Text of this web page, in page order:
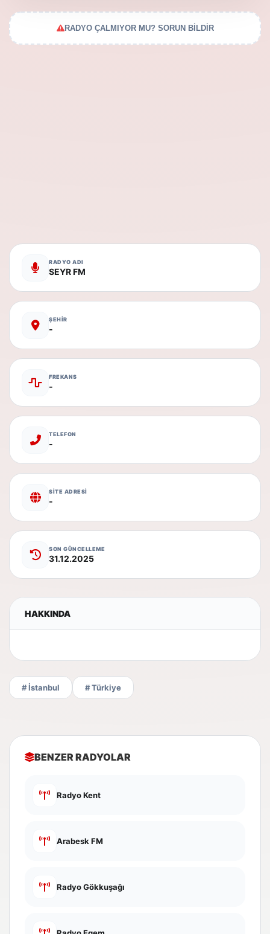
RADYO ÇALMIYOR MU? SORUN BİLDİR
RADYO ADI
SEYR FM
ŞEHİR
-
FREKANS
-
TELEFON
-
SİTE ADRESİ
-
SON GÜNCELLEME
31.12.2025
HAKKINDA
# İstanbul # Türkiye
BENZER RADYOLAR
Radyo Kent
Arabesk FM
Radyo Gökkuşağı